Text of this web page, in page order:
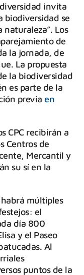
invita
biodiversidad se
Los
de
la jornada, de
La propuesta
la biodiversidad
es parte de la
previaen
CPC recibirán a
Centros de
Mercantil y
su sí en la
múltiples
el
día 800
y el Paseo
Al
puntos de la